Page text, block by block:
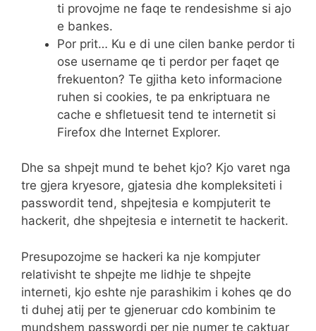
ti provojme ne faqe te rendesishme si ajo
e bankes.
Por prit… Ku e di une cilen banke perdor ti
ose username qe ti perdor per faqet qe
frekuenton? Te gjitha keto informacione
ruhen si cookies, te pa enkriptuara ne
cache e shfletuesit tend te internetit si
Firefox dhe Internet Explorer.
Dhe sa shpejt mund te behet kjo? Kjo varet nga
tre gjera kryesore, gjatesia dhe kompleksiteti i
passwordit tend, shpejtesia e kompjuterit te
hackerit, dhe shpejtesia e internetit te hackerit.
Presupozojme se hackeri ka nje kompjuter
relativisht te shpejte me lidhje te shpejte
interneti, kjo eshte nje parashikim i kohes qe do
ti duhej atij per te gjeneruar cdo kombinim te
mundshem passwordi per nje numer te caktuar